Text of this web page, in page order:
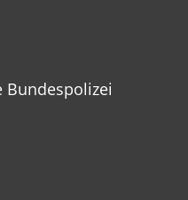
Bundespolizei